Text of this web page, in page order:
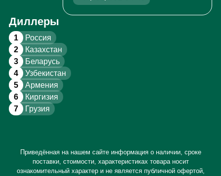
Диллеры
1 Россия
2 Казахстан
3 Беларусь
4 Узбекистан
5 Армения
6 Киргизия
7 Грузия
Приведённая на нашем сайте информация о наличии, сроке
поставки, стоимости, характеристиках товара носит
ознакомительный характер и не является публичной офертой,